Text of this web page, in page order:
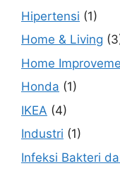
Hipertensi (1)
Home & Living
Home
Honda (1)
IKEA (4)
Industri (1)
Infeksi Bakteri